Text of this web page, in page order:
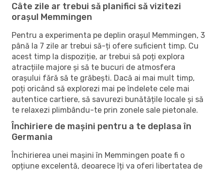
Câte zile ar trebui să planifici să vizitezi
orașul Memmingen
Pentru a experimenta pe deplin orașul Memmingen, 3
până la 7 zile ar trebui să-ți ofere suficient timp. Cu
acest timp la dispoziție, ar trebui să poți explora
atracțiile majore și să te bucuri de atmosfera
orașului fără să te grăbești. Dacă ai mai mult timp,
poți oricând să explorezi mai pe îndelete cele mai
autentice cartiere, să savurezi bunătățile locale și să
te relaxezi plimbându-te prin zonele sale pietonale.
Închiriere de mașini pentru a te deplasa în
Germania
Închirierea unei mașini în Memmingen poate fi o
opțiune excelentă, deoarece îți va oferi libertatea de